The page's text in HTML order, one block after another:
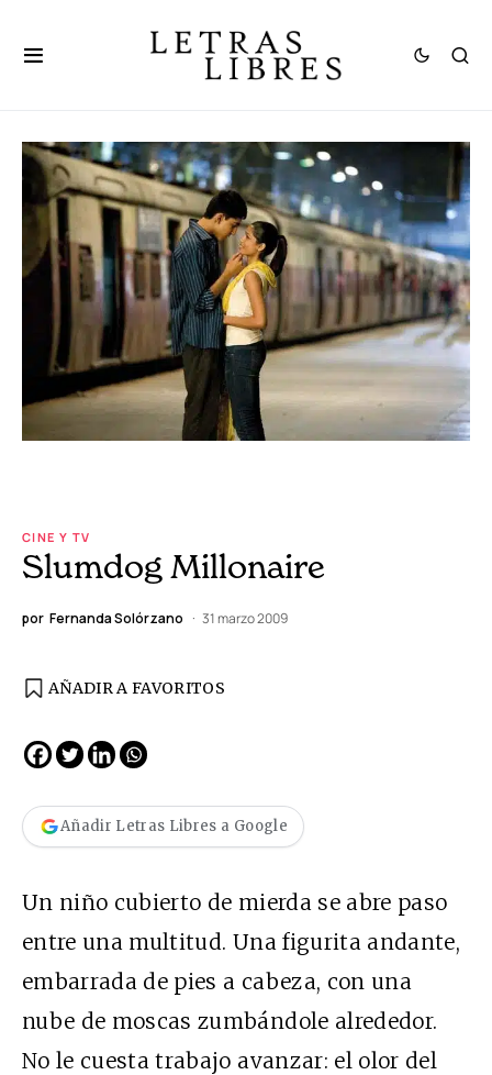
CINE Y TV
Slumdog Millonaire
por Fernanda Solórzano 31 marzo 2009
AÑADIR A FAVORITOS
Añadir Letras Libres a Google
Un niño cubierto de mierda se abre paso
entre una multitud. Una figurita andante,
embarrada de pies a cabeza, con una
nube de moscas zumbándole alrededor.
No le cuesta trabajo avanzar: el olor del